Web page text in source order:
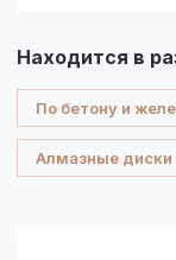
Находится в
По бетону и
Алмазные диски